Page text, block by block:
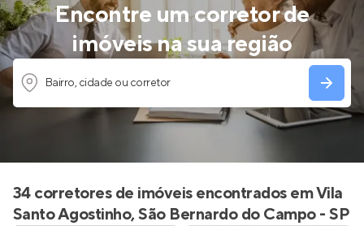
Encontre um corretor de
imóveis na sua região
Bairro, cidade ou corretor
34 corretores de imóveis encontrados em Vila
Santo Agostinho, São Bernardo do Campo - SP